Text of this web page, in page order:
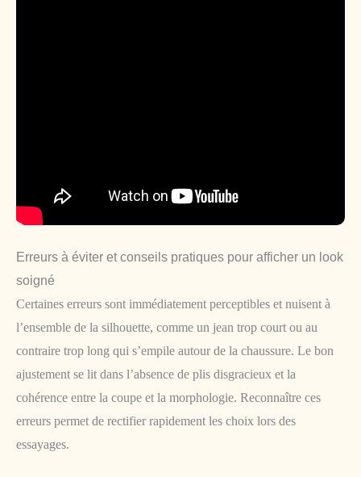
Erreurs à éviter et conseils pratiques pour afficher un look
soigné
Certaines erreurs sont immédiatement perceptibles et nuisent à
l’ensemble de la silhouette, comme un jean trop court ou au
contraire trop long qui s’empile autour de la chaussure. Le bon
ajustement se lit dans l’absence de plis disgracieux et la
cohérence entre la coupe et la morphologie. Reconnaître ces
erreurs permet de rectifier rapidement les choix lors des
essayages.